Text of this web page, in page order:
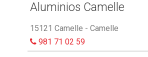
Aluminios Camelle
15121 Camelle - Camelle
981 71 02 59